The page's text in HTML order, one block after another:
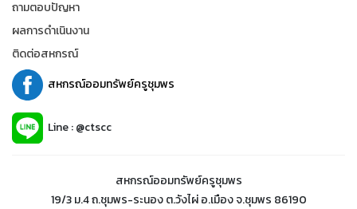
ถามตอบปัญหา
ผลการดำเนินงาน
ติดต่อสหกรณ์
สหกรณ์ออมทรัพย์ครูชุมพร
Line : @ctscc
สหกรณ์ออมทรัพย์ครูชุมพร
19/3 ม.4 ถ.ชุมพร-ระนอง ต.วังไผ่ อ.เมือง จ.ชุมพร 86190